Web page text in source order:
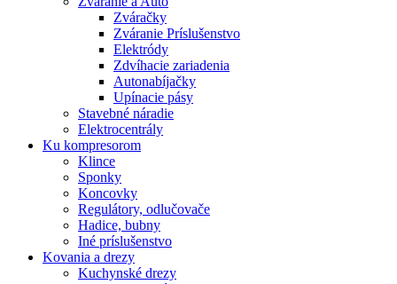
Zváračky
Zváranie Príslušenstvo
Elektródy
Zdvíhacie zariadenia
Autonabíjačky
Upínacie pásy
Stavebné náradie
Elektrocentrály
Ku kompresorom
Klince
Sponky
Koncovky
Regulátory, odlučovače
Hadice, bubny
Iné príslušenstvo
Kovania a drezy
Kuchynské drezy